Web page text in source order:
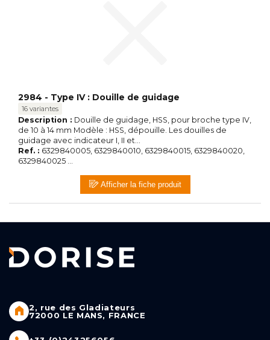
2984 - Type IV : Douille de guidage
16 variantes
Description : Douille de guidage, HSS, pour broche type IV,
de 10 à 14 mm Modèle : HSS, dépouille. Les douilles de
guidage avec indicateur I, II et...
Ref. : 6329840005, 6329840010, 6329840015, 6329840020,
6329840025 ...
Afficher la fiche produit
2, rue des Gladiateurs
72000 LE MANS, FRANCE